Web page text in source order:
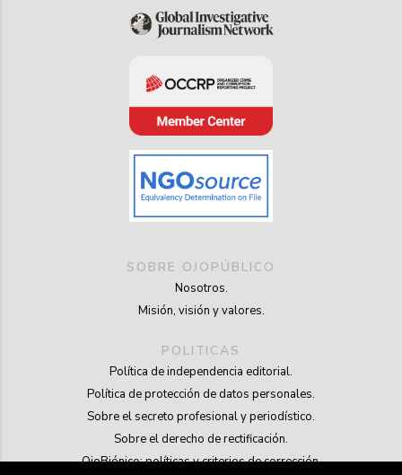
SOBRE OJOPÚBLICO
Nosotros.
Misión, visión y valores.
POLITICAS
Política de independencia editorial.
Política de protección de datos personales.
Sobre el secreto profesional y periodístico.
Sobre el derecho de rectificación.
OjoBiónico: políticas y criterios de corrección.